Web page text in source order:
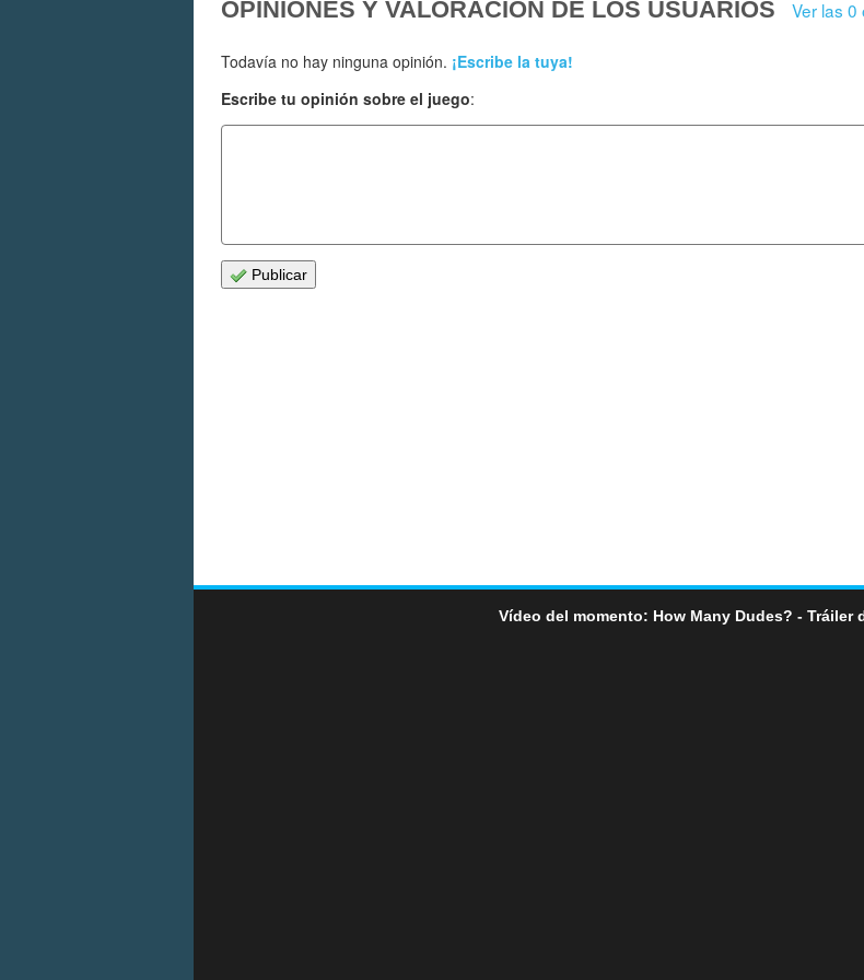
OPINIONES Y VALORACIÓN DE LOS USUARIOS Ver las 0
Todavía no hay ninguna opinión. ¡Escribe la tuya!
Escribe tu opinión sobre el juego:
Publicar
Vídeo del momento: How Many Dudes? - Tráiler